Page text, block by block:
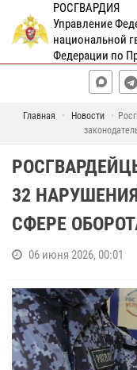
РОСГВАРДИЯ
Управление
национальной
Федерации по
Главная Новости
32
СФЕРЕ
06 июня 2026, 00:01